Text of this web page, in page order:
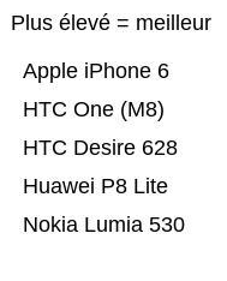
Plus élevé = meilleur
Nokia Lumia 530
Huawei P8 Lite
HTC Desire 628
HTC One (M8)
Apple iPhone 6